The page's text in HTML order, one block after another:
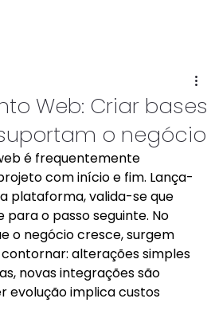
Web: Criar bases
o negócio
é frequentemente
com início e fim. Lança-
plataforma, valida-se que
o passo seguinte. No
o negócio cresce, surgem
alterações simples
novas integrações são
evolução implica custos